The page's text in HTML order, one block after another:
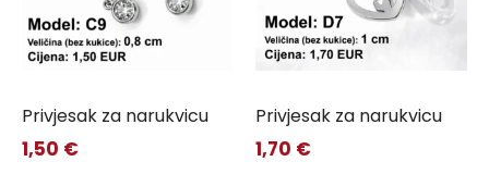
Privjesak za narukvicu
1,50 €
Privjesak za narukvicu
1,70 €